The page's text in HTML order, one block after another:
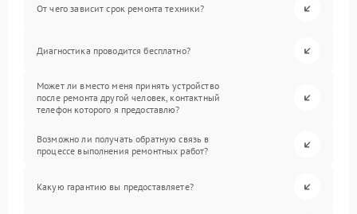
От чего зависит срок ремонта техники?
Диагностика проводится бесплатно?
Может ли вместо меня принять устройство
после ремонта другой человек, контактный
телефон которого я предоставлю?
Возможно ли получать обратную связь в
процессе выполнения ремонтных работ?
Какую гарантию вы предоставляете?